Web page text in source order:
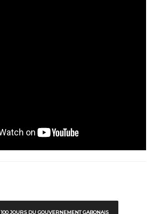
100 JOURS DU GOUVERNEMENT GABONAIS